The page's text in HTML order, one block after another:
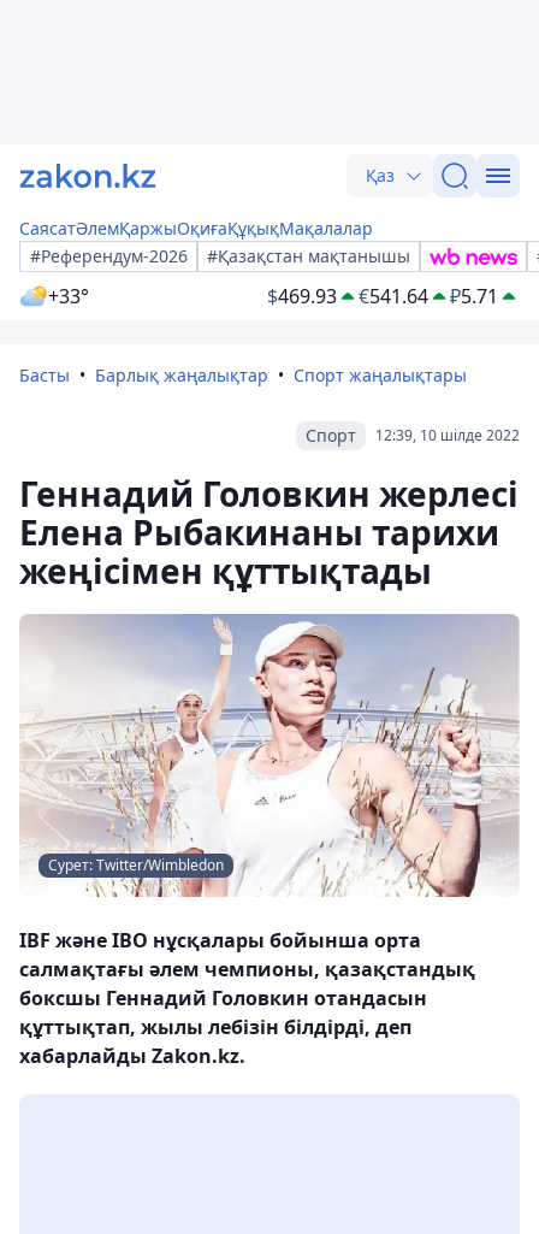
Қаз
СаясатӘлемҚаржыОқиғаҚұқықМақалалар
#Референдум-2026
#Қазақстан мақтанышы
+33° $469.93 €541.64 ₽5.71
Басты Барлық жаңалықтар Спорт жаңалықтары
12:39, 10 шілде 2022
Спорт
Геннадий Головкин жерлесі
Елена Рыбакинаны тарихи
жеңісімен құттықтады
Сурет: Twitter/Wimbledon
IBF және IBO нұсқалары бойынша орта
салмақтағы әлем чемпионы, қазақстандық
боксшы Геннадий Головкин отандасын
құттықтап, жылы лебізін білдірді, деп
хабарлайды Zakon.kz.